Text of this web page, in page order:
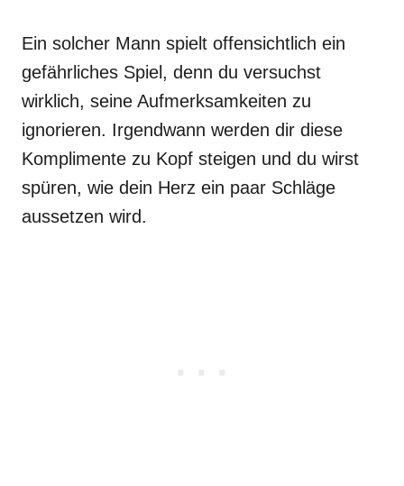
Ein solcher Mann spielt offensichtlich ein
gefährliches Spiel, denn du versuchst
wirklich, seine Aufmerksamkeiten zu
ignorieren. Irgendwann werden dir diese
Komplimente zu Kopf steigen und du wirst
spüren, wie dein Herz ein paar Schläge
aussetzen wird.